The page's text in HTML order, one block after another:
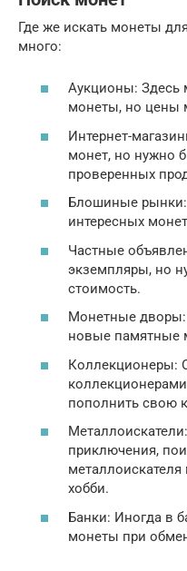
Где же искать монеты
много:
Аукционы: Здесь
монеты, но цены
Интернет-
монет, но нужно
проверенных
Блошиные рынки:
интересных
Частные
экземпляры, но
стоимость.
Монетные дворы:
новые памятные
Коллекционеры:
пополнить свою
приключения,
хобби.
Банки: Иногда в
монеты при